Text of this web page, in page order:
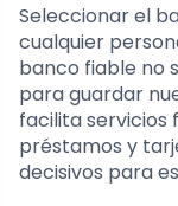
Seleccionar el
cualquier
banco fiable no
para guardar
facilita servicios
préstamos y
decisivos para